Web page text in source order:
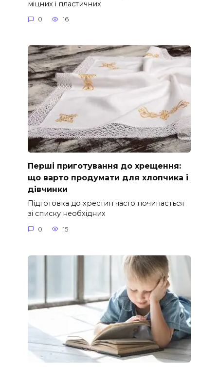
міцних і пластичних
0 16
Перші приготування до хрещення:
що варто продумати для хлопчика і
дівчинки
Підготовка до хрестин часто починається
зі списку необхідних
0 15